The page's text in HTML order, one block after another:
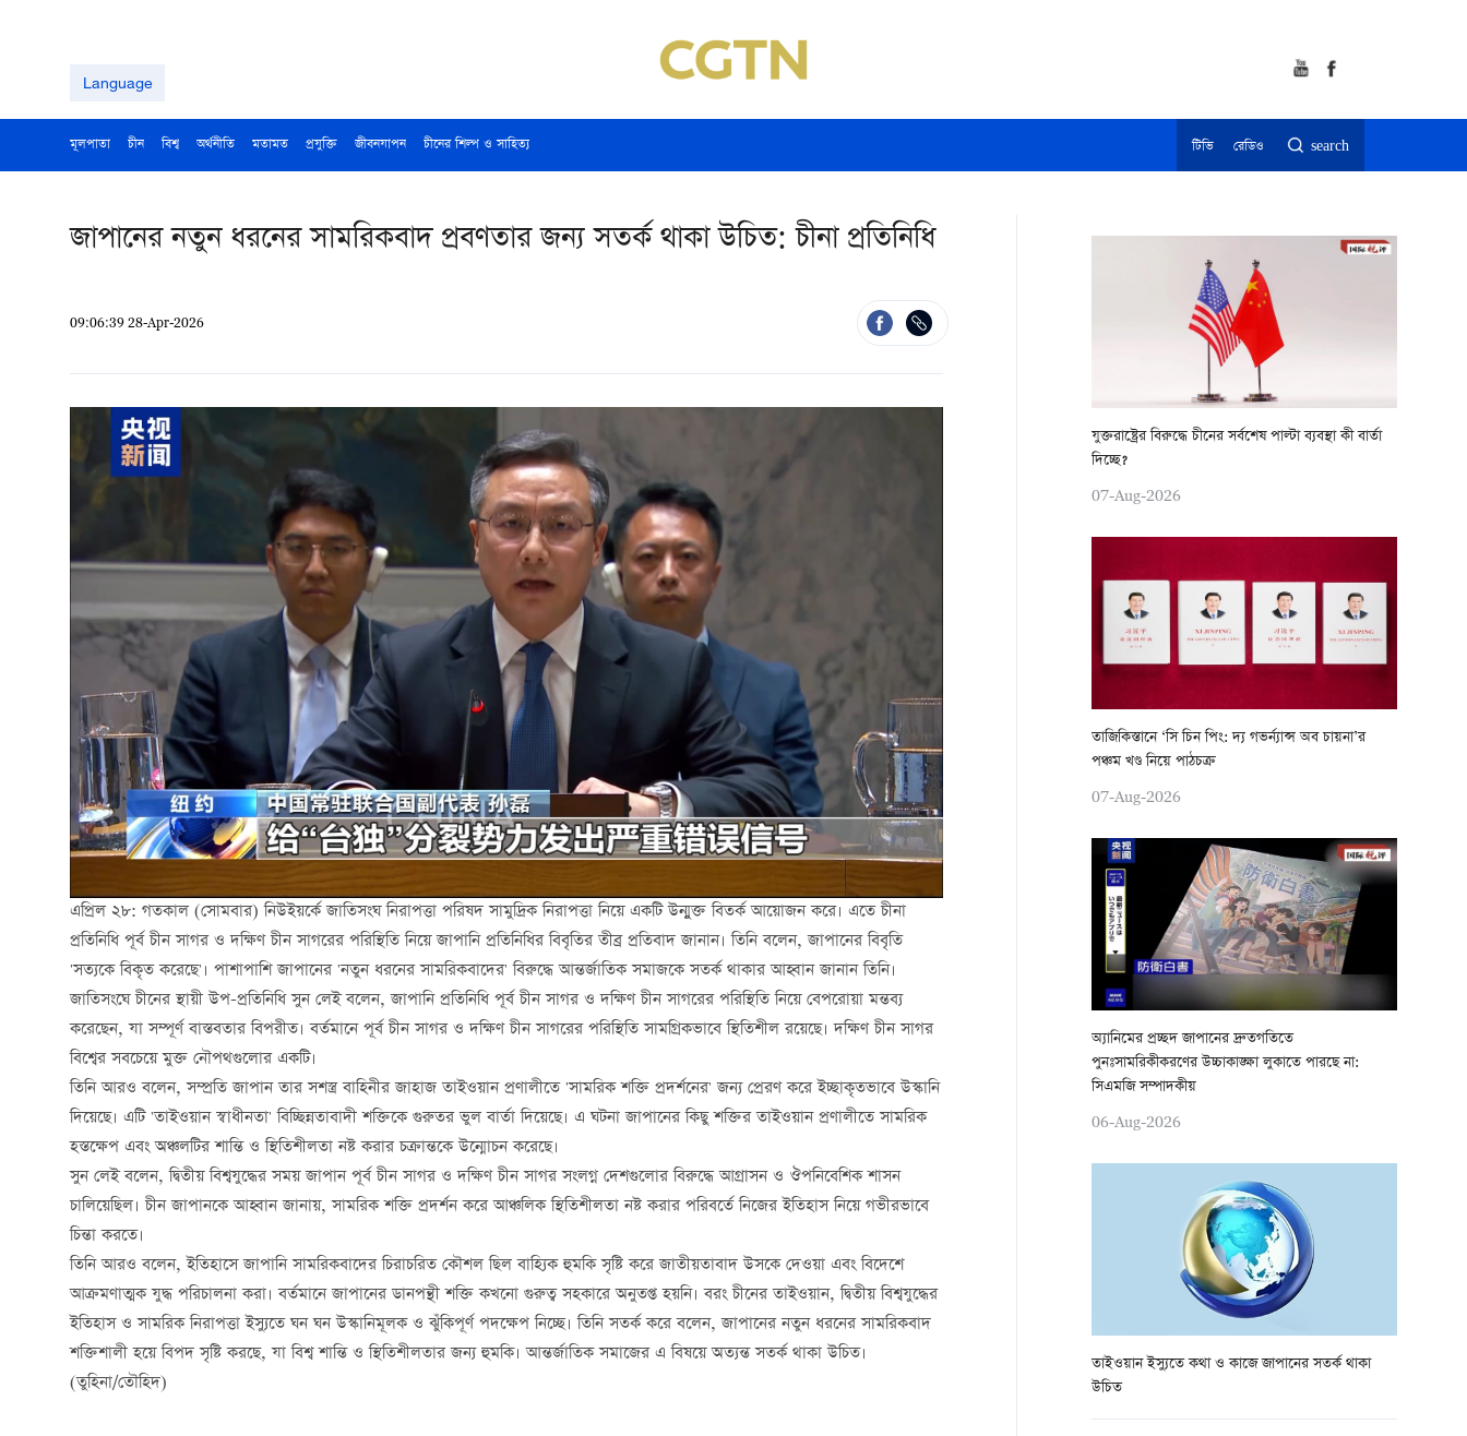
Language
মূলপাতা চীন বিশ্ব অর্থনীতি মতামত প্রযুক্তি জীবনযাপন চীনের শিল্প ও সাহিত্য টিভি রেডিও search
জাপানের নতুন ধরনের সামরিকবাদ প্রবণতার জন্য সতর্ক থাকা উচিত: চীনা প্রতিনিধি
09:06:39 28-Apr-2026
এপ্রিল ২৮: গতকাল (সোমবার) নিউইয়র্কে জাতিসংঘ নিরাপত্তা পরিষদ সামুদ্রিক নিরাপত্তা নিয়ে একটি উন্মুক্ত বিতর্ক আয়োজন করে। এতে চীনা
প্রতিনিধি পূর্ব চীন সাগর ও দক্ষিণ চীন সাগরের পরিস্থিতি নিয়ে জাপানি প্রতিনিধির বিবৃতির তীব্র প্রতিবাদ জানান। তিনি বলেন, জাপানের বিবৃতি
'সত্যকে বিকৃত করেছে'। পাশাপাশি জাপানের 'নতুন ধরনের সামরিকবাদের' বিরুদ্ধে আন্তর্জাতিক সমাজকে সতর্ক থাকার আহ্বান জানান তিনি।
জাতিসংঘে চীনের স্থায়ী উপ-প্রতিনিধি সুন লেই বলেন, জাপানি প্রতিনিধি পূর্ব চীন সাগর ও দক্ষিণ চীন সাগরের পরিস্থিতি নিয়ে বেপরোয়া মন্তব্য
করেছেন, যা সম্পূর্ণ বাস্তবতার বিপরীত। বর্তমানে পূর্ব চীন সাগর ও দক্ষিণ চীন সাগরের পরিস্থিতি সামগ্রিকভাবে স্থিতিশীল রয়েছে। দক্ষিণ চীন সাগর
বিশ্বের সবচেয়ে মুক্ত নৌপথগুলোর একটি।
তিনি আরও বলেন, সম্প্রতি জাপান তার সশস্ত্র বাহিনীর জাহাজ তাইওয়ান প্রণালীতে 'সামরিক শক্তি প্রদর্শনের' জন্য প্রেরণ করে ইচ্ছাকৃতভাবে উস্কানি
দিয়েছে। এটি 'তাইওয়ান স্বাধীনতা' বিচ্ছিন্নতাবাদী শক্তিকে গুরুতর ভুল বার্তা দিয়েছে। এ ঘটনা জাপানের কিছু শক্তির তাইওয়ান প্রণালীতে সামরিক
হস্তক্ষেপ এবং অঞ্চলটির শান্তি ও স্থিতিশীলতা নষ্ট করার চক্রান্তকে উন্মোচন করেছে।
সুন লেই বলেন, দ্বিতীয় বিশ্বযুদ্ধের সময় জাপান পূর্ব চীন সাগর ও দক্ষিণ চীন সাগর সংলগ্ন দেশগুলোর বিরুদ্ধে আগ্রাসন ও ঔপনিবেশিক শাসন
চালিয়েছিল। চীন জাপানকে আহ্বান জানায়, সামরিক শক্তি প্রদর্শন করে আঞ্চলিক স্থিতিশীলতা নষ্ট করার পরিবর্তে নিজের ইতিহাস নিয়ে গভীরভাবে
চিন্তা করতে।
তিনি আরও বলেন, ইতিহাসে জাপানি সামরিকবাদের চিরাচরিত কৌশল ছিল বাহ্যিক হুমকি সৃষ্টি করে জাতীয়তাবাদ উসকে দেওয়া এবং বিদেশে
আক্রমণাত্মক যুদ্ধ পরিচালনা করা। বর্তমানে জাপানের ডানপন্থী শক্তি কখনো গুরুত্ব সহকারে অনুতপ্ত হয়নি। বরং চীনের তাইওয়ান, দ্বিতীয় বিশ্বযুদ্ধের
ইতিহাস ও সামরিক নিরাপত্তা ইস্যুতে ঘন ঘন উস্কানিমূলক ও ঝুঁকিপূর্ণ পদক্ষেপ নিচ্ছে। তিনি সতর্ক করে বলেন, জাপানের নতুন ধরনের সামরিকবাদ
শক্তিশালী হয়ে বিপদ সৃষ্টি করছে, যা বিশ্ব শান্তি ও স্থিতিশীলতার জন্য হুমকি। আন্তর্জাতিক সমাজের এ বিষয়ে অত্যন্ত সতর্ক থাকা উচিত।
(তুহিনা/তৌহিদ)
যুক্তরাষ্ট্রের বিরুদ্ধে চীনের সর্বশেষ পাল্টা ব্যবস্থা কী বার্তা
দিচ্ছে?
07-Aug-2026
তাজিকিস্তানে ‘সি চিন পিং: দ্য গভর্ন্যান্স অব চায়না’র
পঞ্চম খণ্ড নিয়ে পাঠচক্র
07-Aug-2026
অ্যানিমের প্রচ্ছদ জাপানের দ্রুতগতিতে
পুনঃসামরিকীকরণের উচ্চাকাঙ্ক্ষা লুকাতে পারছে না:
সিএমজি সম্পাদকীয়
06-Aug-2026
তাইওয়ান ইস্যুতে কথা ও কাজে জাপানের সতর্ক থাকা
উচিত